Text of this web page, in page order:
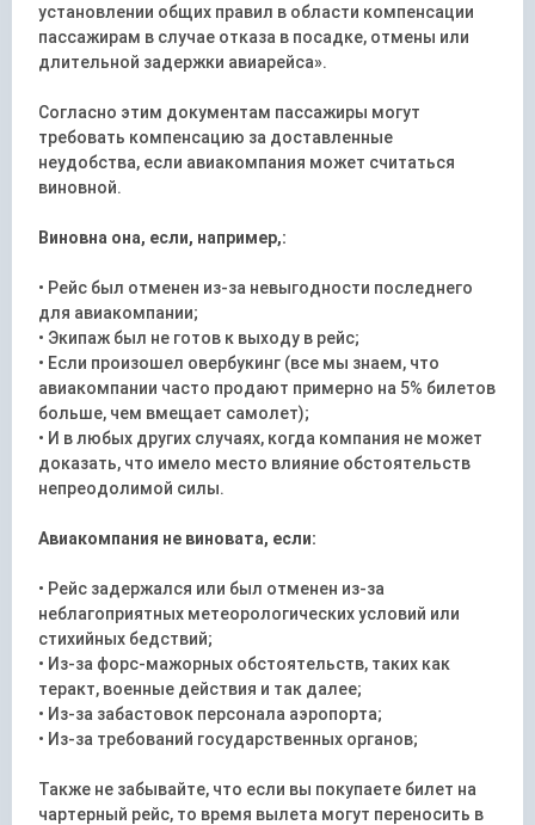
установлении общих правил в области компенсации
пассажирам в случае отказа в посадке, отмены или
длительной задержки авиарейса».
Согласно этим документам пассажиры могут
требовать компенсацию за доставленные
неудобства, если авиакомпания может считаться
виновной.
Виновна она, если, например,:
• Рейс был отменен из-за невыгодности последнего
для авиакомпании;
• Экипаж был не готов к выходу в рейс;
• Если произошел овербукинг (все мы знаем, что
авиакомпании часто продают примерно на 5% билетов
больше, чем вмещает самолет);
• И в любых других случаях, когда компания не может
доказать, что имело место влияние обстоятельств
непреодолимой силы.
Авиакомпания не виновата, если:
• Рейс задержался или был отменен из-за
неблагоприятных метеорологических условий или
стихийных бедствий;
• Из-за форс-мажорных обстоятельств, таких как
теракт, военные действия и так далее;
• Из-за забастовок персонала аэропорта;
• Из-за требований государственных органов;
Также не забывайте, что если вы покупаете билет на
чартерный рейс, то время вылета могут переносить в